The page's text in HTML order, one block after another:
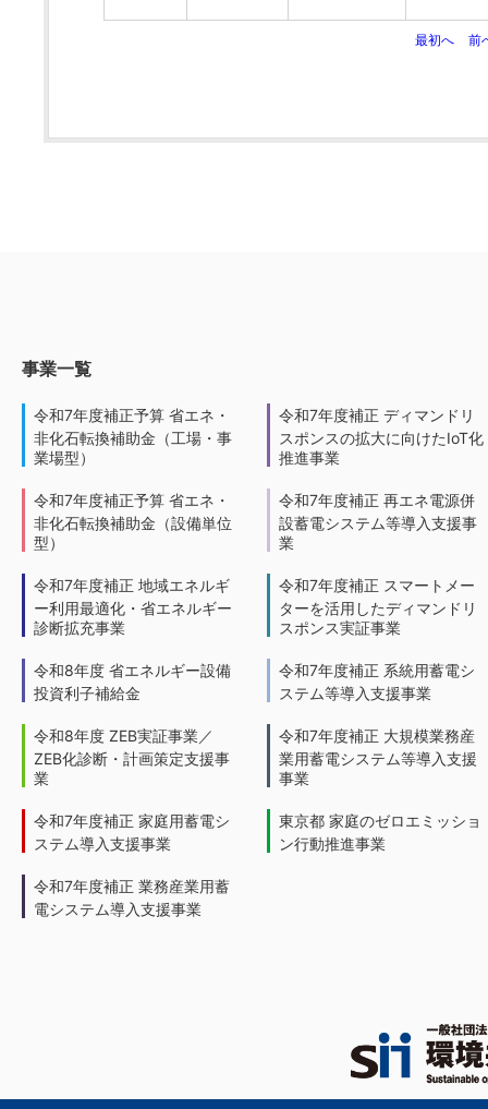
最初へ 前
事業一覧
令和7年度補正予算 省エネ・
非化石転換補助金（工場・事
業場型）
令和7年度補正予算 省エネ・
非化石転換補助金（設備単位
型）
令和7年度補正 地域エネルギ
ー利用最適化・省エネルギー
診断拡充事業
令和8年度 省エネルギー設備
投資利子補給金
令和8年度 ZEB実証事業／
ZEB化診断・計画策定支援事
業
令和7年度補正 家庭用蓄電シ
ステム導入支援事業
令和7年度補正 業務産業用蓄
電システム導入支援事業
令和7年度補正 ディマンドリ
スポンスの拡大に向けたIoT化
推進事業
令和7年度補正 再エネ電源併
設蓄電システム等導入支援事
業
令和7年度補正 スマートメー
ターを活用したディマンドリ
スポンス実証事業
令和7年度補正 系統用蓄電シ
ステム等導入支援事業
令和7年度補正 大規模業務産
業用蓄電システム等導入支援
事業
東京都 家庭のゼロエミッショ
ン行動推進事業